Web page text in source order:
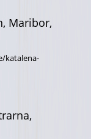
Maribor,
katalena-